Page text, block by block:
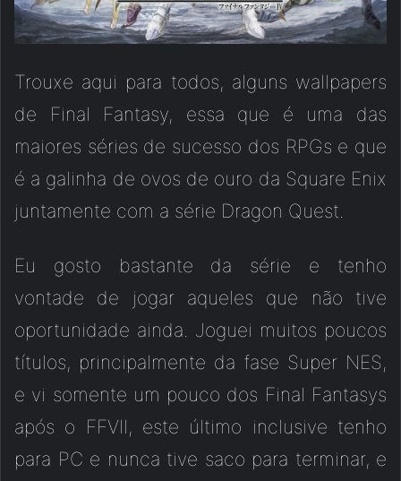
Trouxe aqui para todos, alguns wallpapers
de Final Fantasy, essa que é uma das
maiores séries de sucesso dos RPGs e que
é a galinha de ovos de ouro da Square Enix
juntamente com a série Dragon Quest.
Eu gosto bastante da série e tenho
vontade de jogar aqueles que não tive
oportunidade ainda. Joguei muitos poucos
títulos, principalmente da fase Super NES,
e vi somente um pouco dos Final Fantasys
após o FFVII, este último inclusive tenho
para PC e nunca tive saco para terminar, e